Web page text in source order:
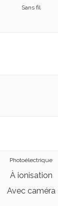
Sans fil
Photoélectrique
À ionisation
Avec caméra